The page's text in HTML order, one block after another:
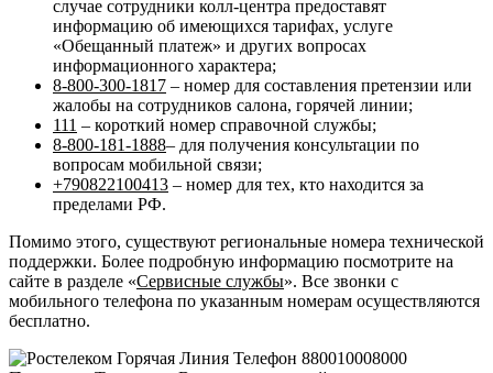
случае сотрудники колл-центра предоставят
информацию об имеющихся тарифах, услуге
«Обещанный платеж» и других вопросах
информационного характера;
8-800-300-1817 – номер для составления претензии или
жалобы на сотрудников салона, горячей линии;
111 – короткий номер справочной службы;
8-800-181-1888– для получения консультации по
вопросам мобильной связи;
+790822100413 – номер для тех, кто находится за
пределами РФ.
Помимо этого, существуют региональные номера технической
поддержки. Более подробную информацию посмотрите на
сайте в разделе «Сервисные службы». Все звонки с
мобильного телефона по указанным номерам осуществляются
бесплатно.